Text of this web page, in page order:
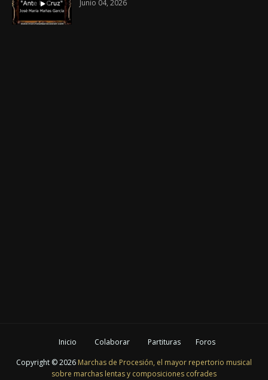
Junio 04, 2026
Inicio Colaborar Partituras
Foros
Copyright ©2026 Marchas de Procesión, el mayor repertorio musical
sobre marchas lentas y composiciones cofrades